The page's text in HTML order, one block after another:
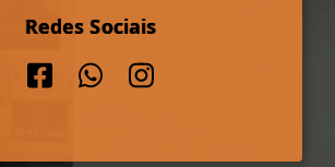
Redes Sociais